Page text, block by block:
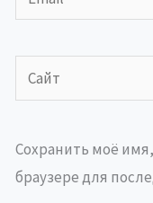
Сайт
Сохранить моё
браузере для